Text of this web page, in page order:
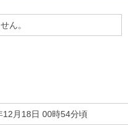
ん。
12月18日 00時54分頃